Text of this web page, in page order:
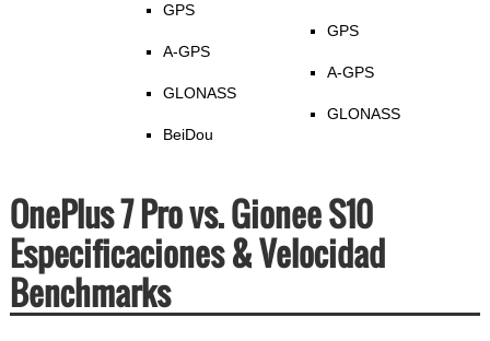
GPS
A-GPS
GLONASS
BeiDou
GPS
A-GPS
GLONASS
OnePlus 7 Pro vs. Gionee S10
Especificaciones & Velocidad
Benchmarks